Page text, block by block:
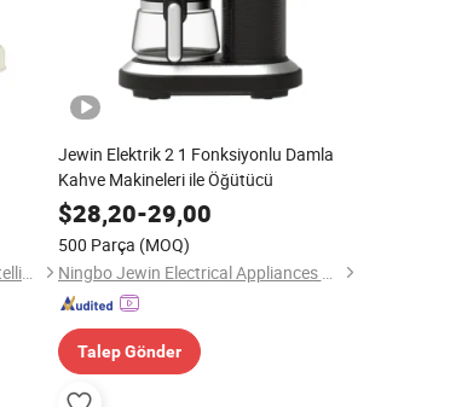
Guangdong Excellence Group Intelligent Technology Co., Ltd.
Jewin Elektrik 2 1 Fonksiyonlu Damla
Kahve Makineleri ile Öğütücü
$28,20-29,00
500 Parça (MOQ)
Ningbo Jewin Electrical Appliances Co., Ltd.
Talep Gönder